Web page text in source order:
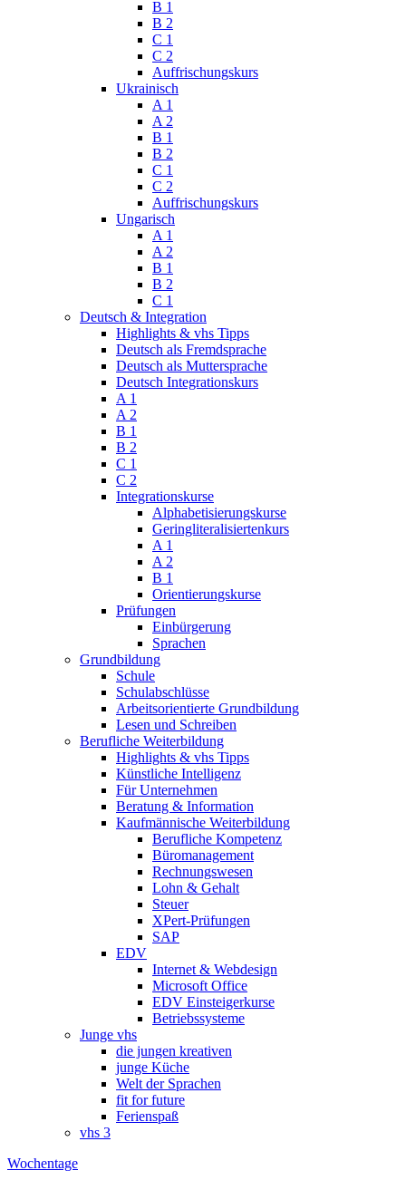
B 1
B 2
C 1
C 2
Auffrischungskurs
Ukrainisch
A 1
A 2
B 1
B 2
C 1
C 2
Auffrischungskurs
Ungarisch
A 1
A 2
B 1
B 2
C 1
Deutsch & Integration
Highlights & vhs Tipps
Deutsch als Fremdsprache
Deutsch als Muttersprache
Deutsch Integrationskurs
A 1
A 2
B 1
B 2
C 1
C 2
Integrationskurse
Alphabetisierungskurse
Geringliteralisiertenkurs
A 1
A 2
B 1
Orientierungskurse
Prüfungen
Einbürgerung
Sprachen
Grundbildung
Schule
Schulabschlüsse
Arbeitsorientierte Grundbildung
Lesen und Schreiben
Berufliche Weiterbildung
Highlights & vhs Tipps
Künstliche Intelligenz
Für Unternehmen
Beratung & Information
Kaufmännische Weiterbildung
Berufliche Kompetenz
Büromanagement
Rechnungswesen
Lohn & Gehalt
Steuer
XPert-Prüfungen
SAP
EDV
Internet & Webdesign
Microsoft Office
EDV Einsteigerkurse
Betriebssysteme
Junge vhs
die jungen kreativen
junge Küche
Welt der Sprachen
fit for future
Ferienspaß
vhs 3
Wochentage